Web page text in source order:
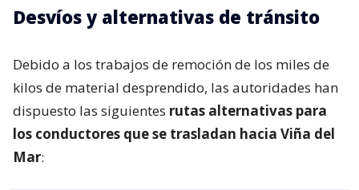
Desvíos y alternativas de tránsito
Debido a los trabajos de remoción de los miles de
kilos de material desprendido, las autoridades han
dispuesto las siguientes rutas alternativas para
los conductores que se trasladan hacia Viña del
Mar: